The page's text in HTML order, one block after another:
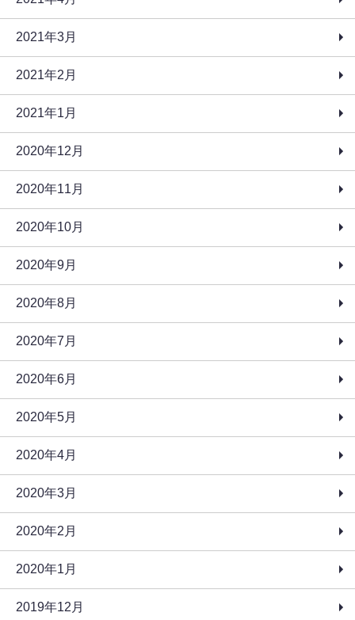
2021年3月
2021年2月
2021年1月
2020年12月
2020年11月
2020年10月
2020年9月
2020年8月
2020年7月
2020年6月
2020年5月
2020年4月
2020年3月
2020年2月
2020年1月
2019年12月